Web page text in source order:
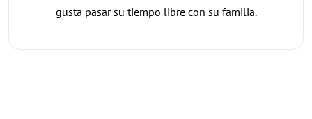
gusta pasar su tiempo libre con su familia.